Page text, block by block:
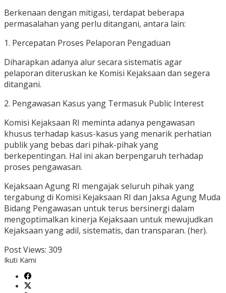
Berkenaan dengan mitigasi, terdapat beberapa
permasalahan yang perlu ditangani, antara lain:
1. Percepatan Proses Pelaporan Pengaduan
Diharapkan adanya alur secara sistematis agar
pelaporan diteruskan ke Komisi Kejaksaan dan segera
ditangani.
2. Pengawasan Kasus yang Termasuk Public Interest
Komisi Kejaksaan RI meminta adanya pengawasan
khusus terhadap kasus-kasus yang menarik perhatian
publik yang bebas dari pihak-pihak yang
berkepentingan. Hal ini akan berpengaruh terhadap
proses pengawasan.
Kejaksaan Agung RI mengajak seluruh pihak yang
tergabung di Komisi Kejaksaan RI dan Jaksa Agung Muda
Bidang Pengawasan untuk terus bersinergi dalam
mengoptimalkan kinerja Kejaksaan untuk mewujudkan
Kejaksaan yang adil, sistematis, dan transparan. (her).
Post Views: 309
Ikuti Kami